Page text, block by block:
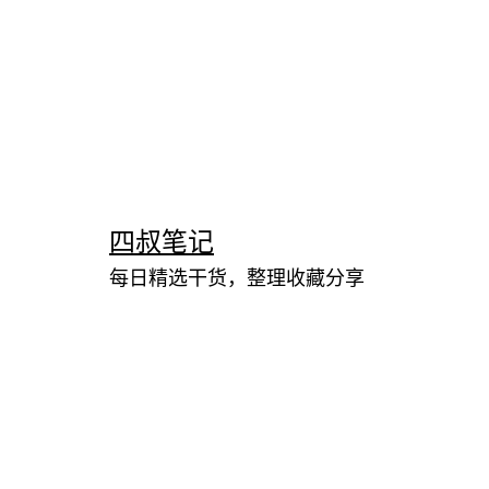
四叔笔记
每日精选干货，整理收藏分享